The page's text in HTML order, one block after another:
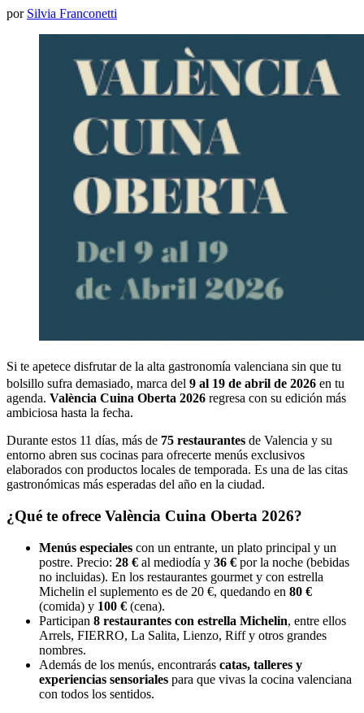
por Silvia Franconetti
Si te apetece disfrutar de la alta gastronomía valenciana sin que tu
bolsillo sufra demasiado, marca del 9 al 19 de abril de 2026 en tu
agenda. València Cuina Oberta 2026 regresa con su edición más
ambiciosa hasta la fecha.
Durante estos 11 días, más de 75 restaurantes de Valencia y su
entorno abren sus cocinas para ofrecerte menús exclusivos
elaborados con productos locales de temporada. Es una de las citas
gastronómicas más esperadas del año en la ciudad.
¿Qué te ofrece València Cuina Oberta 2026?
Menús especiales con un entrante, un plato principal y un
postre. Precio: 28 € al mediodía y 36 € por la noche (bebidas
no incluidas). En los restaurantes gourmet y con estrella
Michelin el suplemento es de 20 €, quedando en 80 €
(comida) y 100 € (cena).
Participan 8 restaurantes con estrella Michelin, entre ellos
Arrels, FIERRO, La Salita, Lienzo, Riff y otros grandes
nombres.
Además de los menús, encontrarás catas, talleres y
experiencias sensoriales para que vivas la cocina valenciana
con todos los sentidos.